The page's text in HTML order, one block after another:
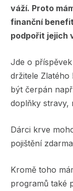
váží. Proto
finanční
podpořit jejich
Jde o
držitele Zlatého
být čerpán
doplňky stravy,
Dárci krve
pojištění
Kromě toho
programů také